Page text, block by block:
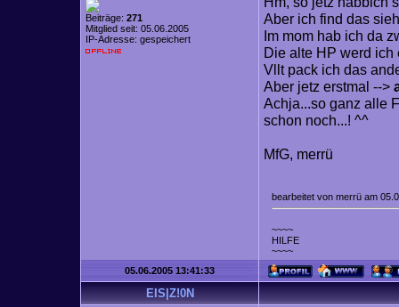
Beiträge: 271
Mitglied seit: 05.06.2005
IP-Adresse: gespeichert
Aber ich find das
Im mom hab ich da
Die alte HP werd ich
Vllt pack ich das
Aber jetz erstmal -->
Achja...so ganz alle
schon noch...! ^^
MfG, merrü
bearbeitet von merrü am
~~~~
HILFE
~~~~
05.06.2005 13:41:33
EIS|Z!0N